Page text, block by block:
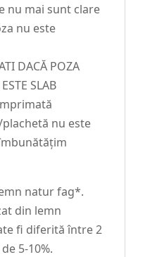
nu mai sunt clare
nu este
DACĂ POZA
SLAB
nu este
natur fag*.
din lemn
fi diferită între 2
5-10%.